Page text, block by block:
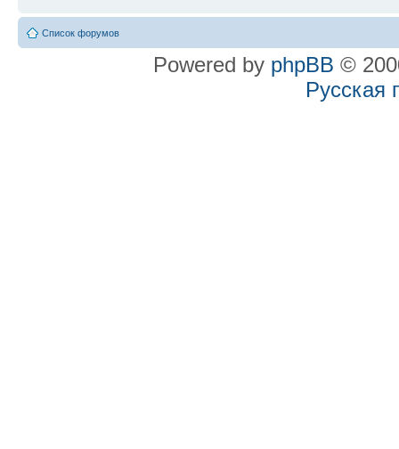
Список форумов
Powered by phpBB ©
Русская